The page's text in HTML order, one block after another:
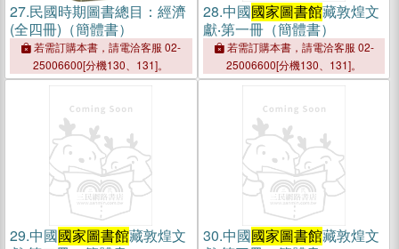
27.民國時期圖書總目：經濟
(全四冊)（簡體書）
若需訂購本書，請電洽客服 02-
25006600[分機130、131]。
28.中國國家圖書館藏敦煌文
獻‧第一冊（簡體書）
若需訂購本書，請電洽客服 02-
25006600[分機130、131]。
29.中國國家圖書館藏敦煌文
30.中國國家圖書館藏敦煌文